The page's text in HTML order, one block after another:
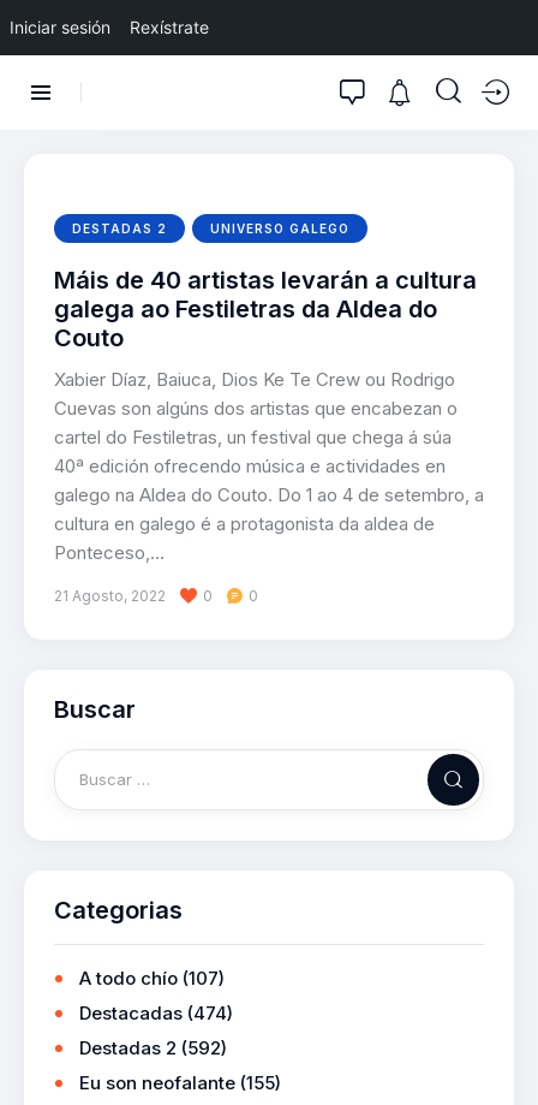
Iniciar sesión Rexístrate
DESTADAS 2 UNIVERSO GALEGO
Máis de 40 artistas levarán a cultura
galega ao Festiletras da Aldea do
Couto
Xabier Díaz, Baiuca, Dios Ke Te Crew ou Rodrigo
Cuevas son algúns dos artistas que encabezan o
cartel do Festiletras, un festival que chega á súa
40ª edición ofrecendo música e actividades en
galego na Aldea do Couto. Do 1 ao 4 de setembro, a
cultura en galego é a protagonista da aldea de
Ponteceso,…
21 Agosto, 2022 0 0
Buscar
Categorias
A todo chío (107)
Destacadas (474)
Destadas 2 (592)
Eu son neofalante (155)